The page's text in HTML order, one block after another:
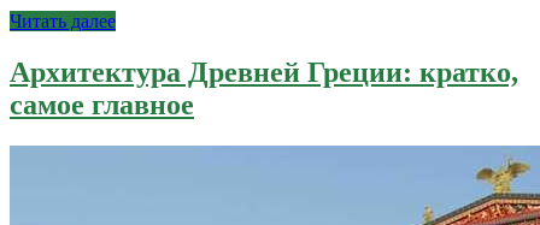
Читать далее
Архитектура Древней Греции: кратко,
самое главное